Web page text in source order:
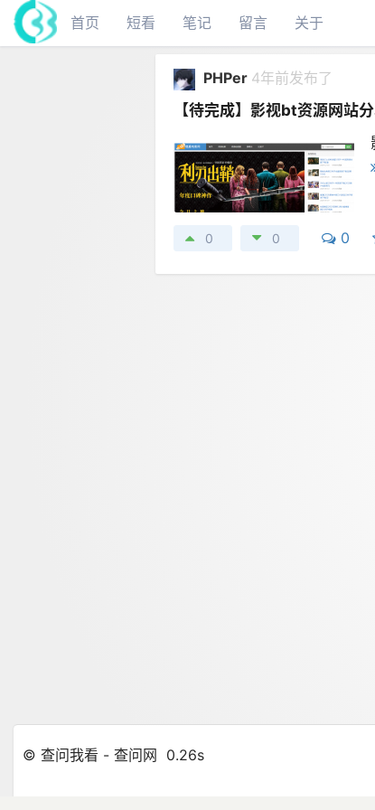
首页 短看 笔记 留言 关于
PHPer 4年前发布了
【待完成】影视bt资源网站
0 0 0
© 查问我看 - 查问网 0.26s